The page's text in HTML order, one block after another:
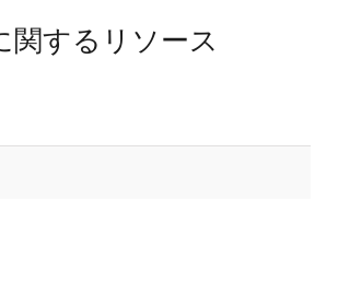
関するリソース